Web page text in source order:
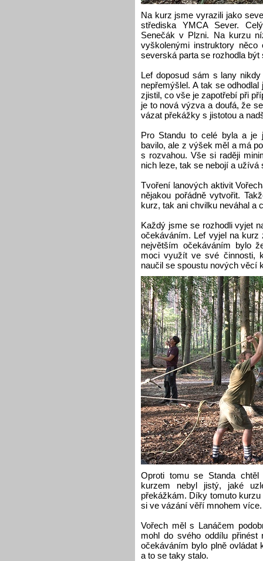
Na kurz jsme vyrazili jako
střediska YMCA Sever.
Senečák v Plzni. Na kurzu
vyškolenými instruktory
severská parta se rozhodla být
Lef doposud sám s lany
nepřemýšlel. A tak se
zjistil, co vše je zapotřebí při
je to nová výzva a doufá, že
vázat překážky s jistotou a
Pro Standu to celé byla a je
bavilo, ale z výšek měl a má
s rozvahou. Vše si raději
nich leze, tak se nebojí a užívá
Tvoření lanových aktivit
nějakou pořádně vytvořit.
kurz, tak ani chvilku neváhal a
Každý jsme se rozhodli vyjet
očekáváním. Lef vyjel na
největším očekáváním bylo
moci využít ve své činnosti,
naučil se spoustu nových věcí
Oproti tomu se Standa
kurzem nebyl jistý, jaké
překážkám. Díky tomuto
si ve vázání věří mnohem více.
Vořech měl s Lanáčem
mohl do svého oddílu přinést
očekáváním bylo plně ovládat
a to se taky stalo.